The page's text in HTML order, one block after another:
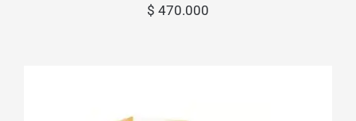
$ 470.000